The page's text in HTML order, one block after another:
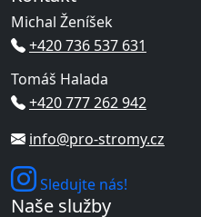
Michal Ženíšek
+420 736 537 631
Tomáš Halada
+420 777 262 942
info@pro-stromy.cz
Sledujte nás!
Naše služby